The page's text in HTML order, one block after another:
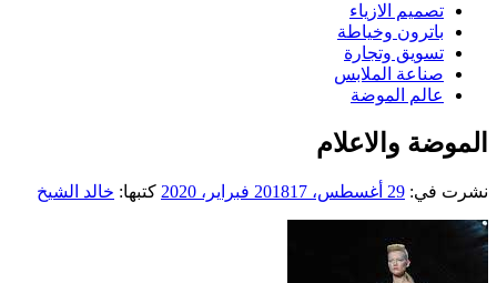
تصميم الازياء
باترون وخياطة
تسويق وتجارة
صناعة الملابس
عالم الموضة
الموضة والاعلام
نشرت في: 29 أغسطس، 2018 17 فبراير، 2020 كتبها: خالد الشيخ